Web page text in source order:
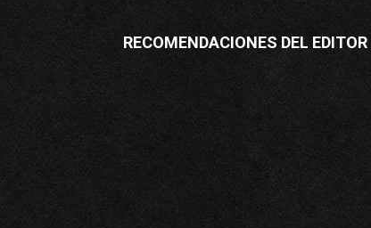
RECOMENDACIONES DEL EDITOR